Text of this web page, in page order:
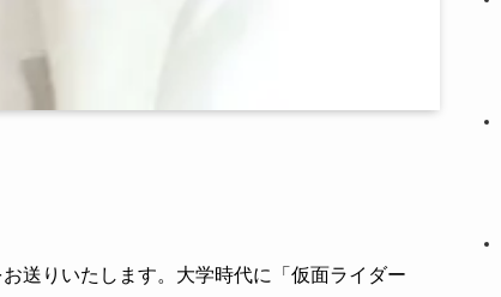
送りいたします。大学時代に「仮面ライダー